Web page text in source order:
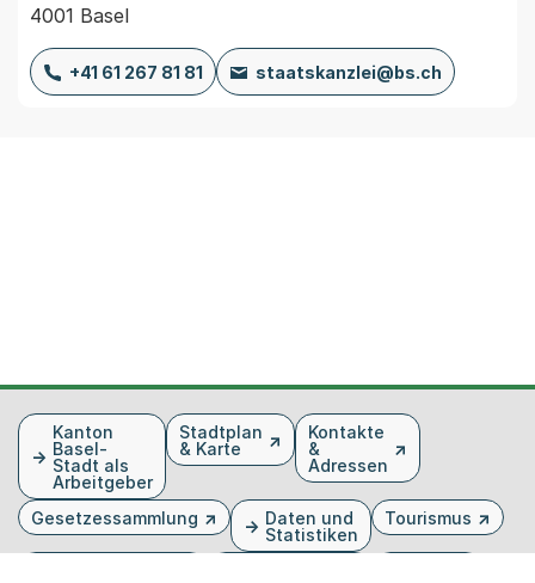
4001 Basel
+41 61 267 81 81 staatskanzlei@bs.ch
FusszeileKanton
Basel-
Stadt als
Arbeitgeber
Stadtplan
& Karte
Kontakte
&
Adressen
Gesetzessammlung
Daten und
Statistiken
Tourismus